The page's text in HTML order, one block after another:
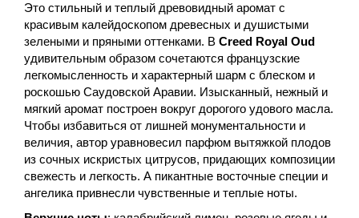
Это стильный и теплый древовидный аромат с
красивым калейдоскопом древесных и душистыми
зелеными и пряными оттенками. В Creed Royal Oud
удивительным образом сочетаются французские
легкомысленность и характерный шарм с блеском и
роскошью Саудовской Аравии. Изысканный, нежный и
мягкий аромат построен вокруг дорогого удового масла.
Чтобы избавиться от лишней монументальности и
величия, автор уравновесил парфюм вытяжкой плодов
из сочных искристых цитрусов, придающих композиции
свежесть и легкость. А пикантные восточные специи и
ангелика привнесли чувственные и теплые ноты.